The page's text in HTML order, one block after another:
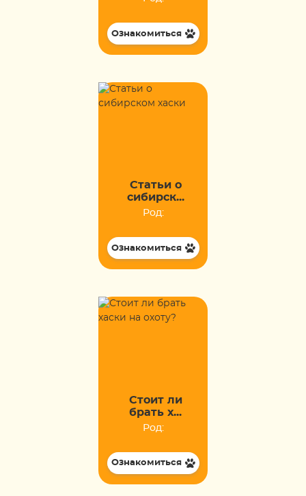
Ознакомиться
Статьи о
сибирск...
Род:
Ознакомиться
Стоит ли
брать х...
Род:
Ознакомиться